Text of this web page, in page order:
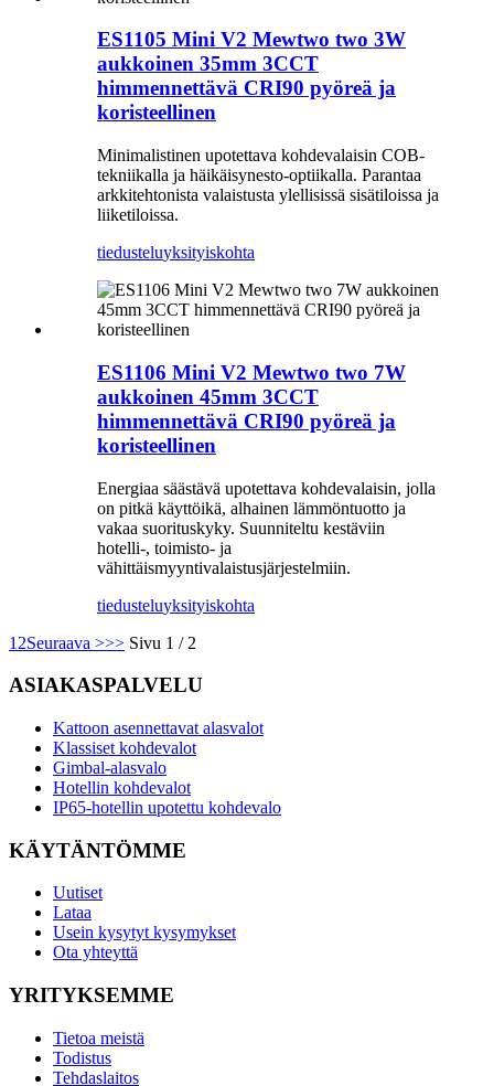
ES1105 Mini V2 Mewtwo two 3W
aukkoinen 35mm 3CCT
himmennettävä CRI90 pyöreä ja
koristeellinen
Minimalistinen upotettava kohdevalaisin COB-
tekniikalla ja häikäisynesto-optiikalla. Parantaa
arkkitehtonista valaistusta ylellisissä sisätiloissa ja
liiketiloissa.
tiedusteluyksityiskohta
ES1106 Mini V2 Mewtwo two 7W
aukkoinen 45mm 3CCT
himmennettävä CRI90 pyöreä ja
koristeellinen
Energiaa säästävä upotettava kohdevalaisin, jolla
on pitkä käyttöikä, alhainen lämmöntuotto ja
vakaa suorituskyky. Suunniteltu kestäviin
hotelli-, toimisto- ja
vähittäismyyntivalaistusjärjestelmiin.
tiedusteluyksityiskohta
1 2Seuraava >>> Sivu 1 / 2
ASIAKASPALVELU
Kattoon asennettavat alasvalot
Klassiset kohdevalot
Gimbal-alasvalo
Hotellin kohdevalot
IP65-hotellin upotettu kohdevalo
KÄYTÄNTÖMME
Uutiset
Lataa
Usein kysytyt kysymykset
Ota yhteyttä
YRITYKSEMME
Tietoa meistä
Todistus
Tehdaslaitos